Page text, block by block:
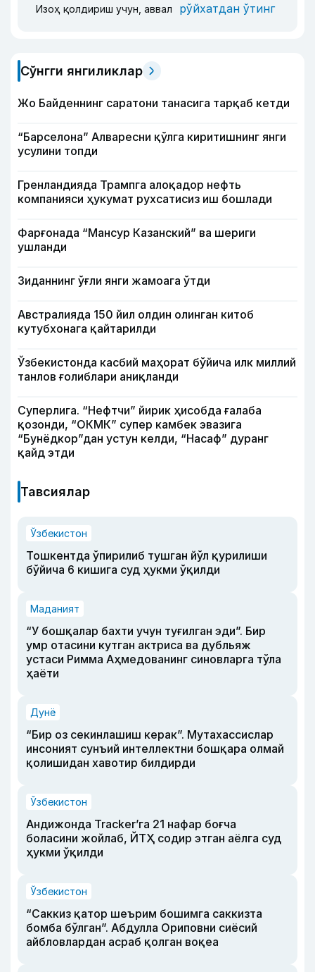
Изоҳ қолдириш учун, аввал рўйхатдан ўтинг
Сўнгги янгиликлар
Жо Байденнинг саратони танасига тарқаб кетди
“Барселона” Алваресни қўлга киритишнинг янги
усулини топди
Гренландияда Трампга алоқадор нефть
компанияси ҳукумат рухсатисиз иш бошлади
Фарғонада “Мансур Казанский” ва шериги
ушланди
Зиданнинг ўғли янги жамоага ўтди
Австралияда 150 йил олдин олинган китоб
кутубхонага қайтарилди
Ўзбекистонда касбий маҳорат бўйича илк миллий
танлов ғолиблари аниқланди
Суперлига. “Нефтчи” йирик ҳисобда ғалаба
қозонди, “ОКМК” супер камбек эвазига
“Бунёдкор”дан устун келди, “Насаф” дуранг
қайд этди
Тавсиялар
Ўзбекистон
Тошкентда ўпирилиб тушган йўл қурилиши
бўйича 6 кишига суд ҳукми ўқилди
Маданият
“У бошқалар бахти учун туғилган эди”. Бир
умр отасини кутган актриса ва дубльяж
устаси Римма Аҳмедованинг синовларга тўла
ҳаёти
Дунё
“Бир оз секинлашиш керак”. Мутахассислар
инсоният сунъий интеллектни бошқара олмай
қолишидан хавотир билдирди
Ўзбекистон
Андижонда Tracker’га 21 нафар боғча
боласини жойлаб, ЙТҲ содир этган аёлга суд
ҳукми ўқилди
Ўзбекистон
“Саккиз қатор шеърим бошимга саккизта
бомба бўлган”. Абдулла Ориповни сиёсий
айбловлардан асраб қолган воқеа